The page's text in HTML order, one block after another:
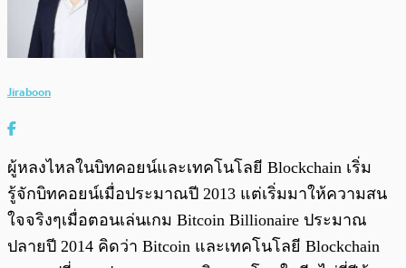
Jiraboon
ผู้หลงไหลในบิทคอยน์และเทคโนโลยี Blockchain เริ่ม
รู้จักบิทคอยน์เมื่อประมาณปี 2013 แต่เริ่มมาให้ความสน
ใจจริงๆเมื่อตอนเล่นเกม Bitcoin Billionaire ประมาณ
ปลายปี 2014 คิดว่า Bitcoin และเทคโนโลยี Blockchain